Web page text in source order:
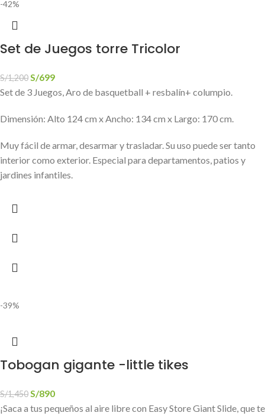
-42%
Set de Juegos torre Tricolor
S/1,200 S/699
Set de 3 Juegos, Aro de basquetball + resbalín+ columpio.
Dimensión: Alto 124 cm x Ancho: 134 cm x Largo: 170 cm.
Muy fácil de armar, desarmar y trasladar. Su uso puede ser tanto
interior como exterior. Especial para departamentos, patios y
jardines infantiles.
-39%
Tobogan gigante -little tikes
S/1,450 S/890
¡Saca a tus pequeños al aire libre con Easy Store Giant Slide, que te